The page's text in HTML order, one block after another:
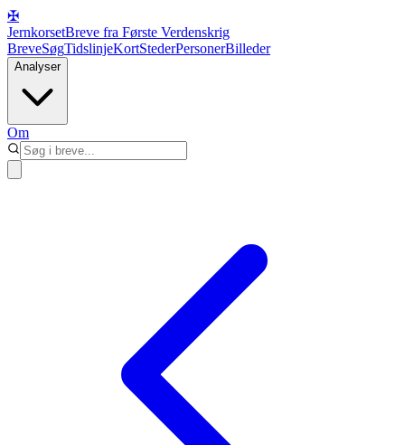
✠
JernkorsetBreve fra Første Verdenskrig
BreveSøgTidslinjeKortStederPersonerBilleder
Analyser
Om